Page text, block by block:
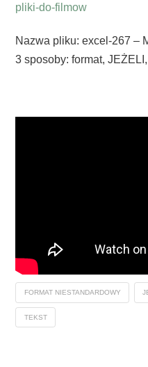
pliki-do-filmow
Nazwa pliku: excel-267 –
3 sposoby: format,
FORMAT NIESTANDARDOWY
TEKST